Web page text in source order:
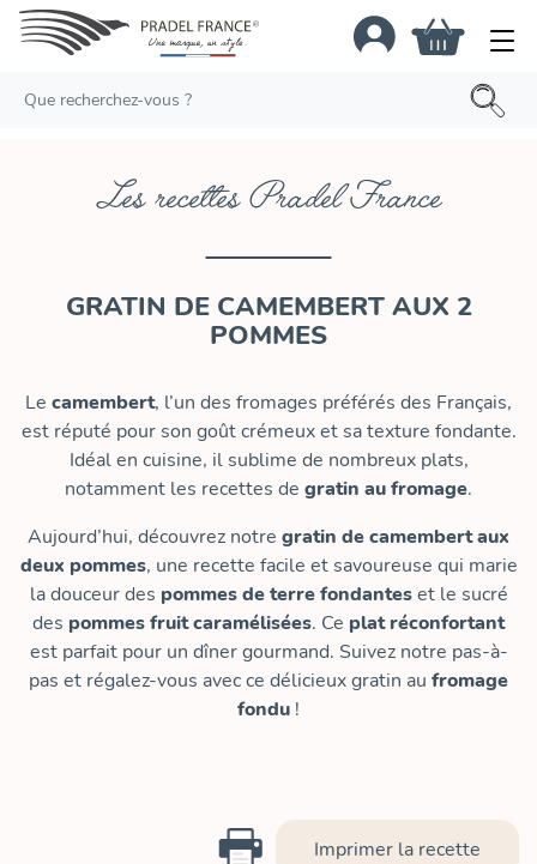
Les recettes Pradel France
GRATIN DE CAMEMBERT AUX 2
POMMES
Le camembert, l’un des fromages préférés des Français,
est réputé pour son goût crémeux et sa texture fondante.
Idéal en cuisine, il sublime de nombreux plats,
notamment les recettes de gratin au fromage.
Aujourd’hui, découvrez notre gratin de camembert aux
deux pommes, une recette facile et savoureuse qui marie
la douceur des pommes de terre fondanteset le sucré
des pommes fruit caramélisées. Ce plat réconfortant
est parfait pour un dîner gourmand. Suivez notre pas-à-
pas et régalez-vous avec ce délicieux gratin au fromage
fondu !
Imprimer la recette